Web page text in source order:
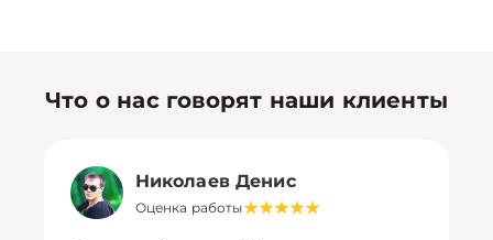
Что о нас говорят наши клиенты
Николаев Денис
Оценка работы